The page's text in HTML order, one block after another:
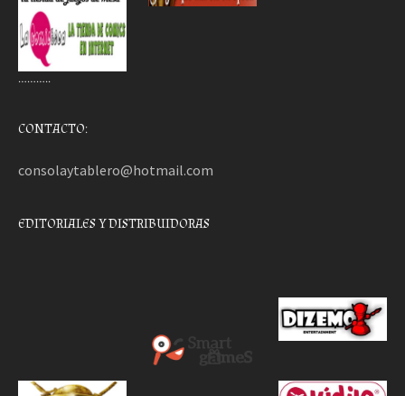
………..
CONTACTO:
consolaytablero@hotmail.com
EDITORIALES Y DISTRIBUIDORAS